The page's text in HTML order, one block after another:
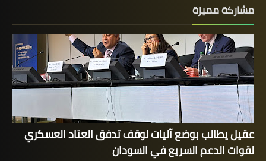
مشاركة مميزة
عقيل يطالب بوضع آليات لوقف تدفق العتاد العسكري
لقوات الدعم السريع في السودان